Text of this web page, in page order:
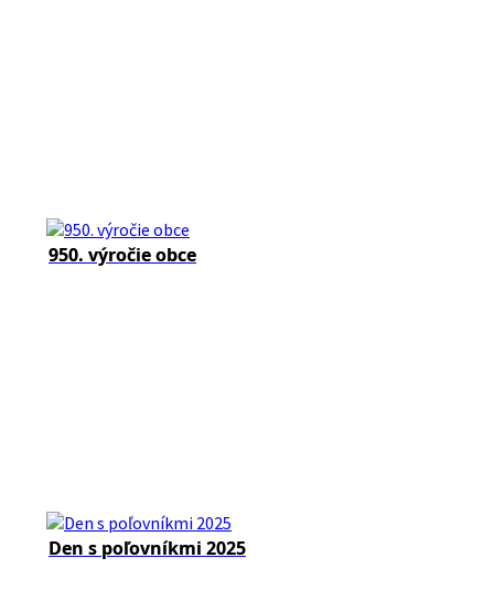
950. výročie obce
Den s poľovníkmi 2025